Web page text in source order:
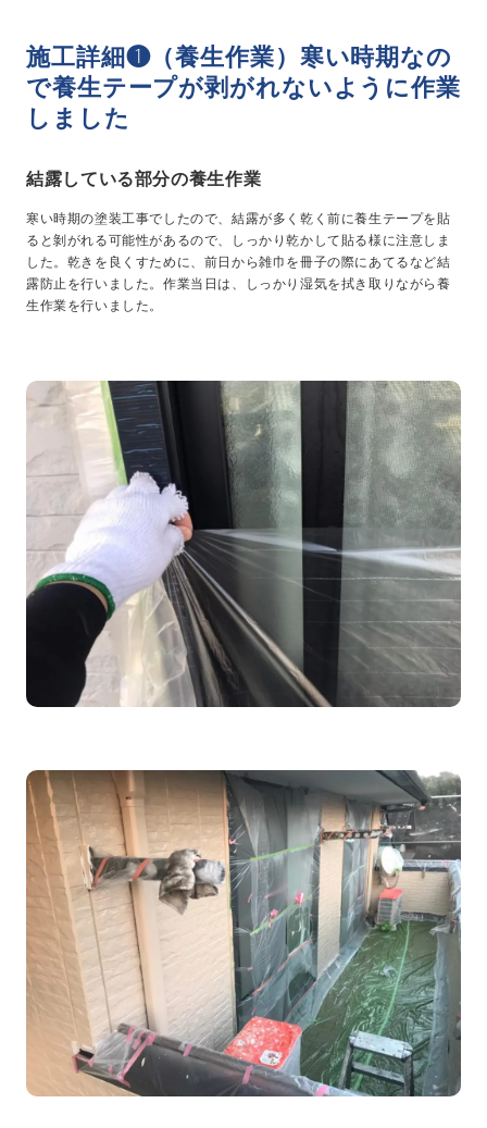
施工詳細❶（養生作業）寒い時期なの
で養生テープが剥がれないように作業
しました
結露している部分の養生作業
寒い時期の塗装工事でしたので、結露が多く乾く前に養生テープを貼
ると剝がれる可能性があるので、しっかり乾かして貼る様に注意しま
した。乾きを良くすために、前日から雑巾を冊子の際にあてるなど結
露防止を行いました。作業当日は、しっかり湿気を拭き取りながら養
生作業を行いました。